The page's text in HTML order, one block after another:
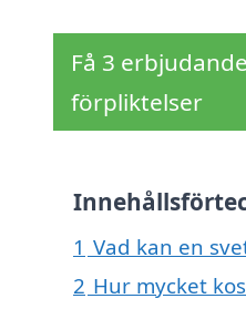
Få 3
förpliktelser
1 Vad kan en
2 Hur mycket